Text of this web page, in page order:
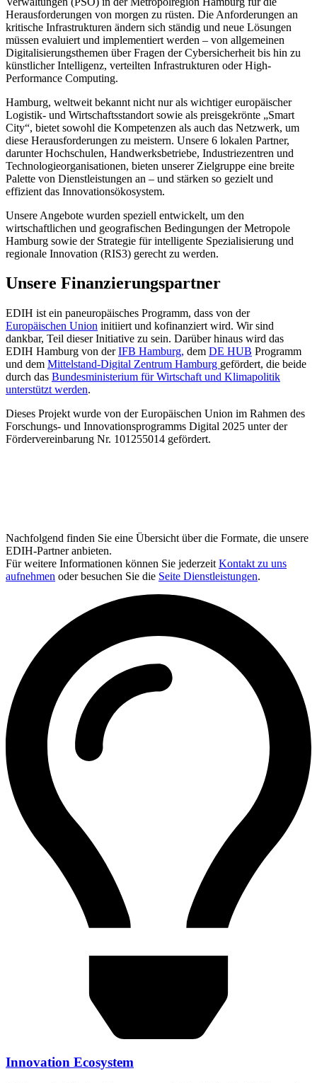
Herausforderungen von morgen zu rüsten. Die Anforderungen an
kritische Infrastrukturen ändern sich ständig und neue Lösungen
müssen evaluiert und implementiert werden – von allgemeinen
Digitalisierungsthemen über Fragen der Cybersicherheit bis hin zu
künstlicher Intelligenz, verteilten Infrastrukturen oder High-
Performance Computing.
Hamburg, weltweit bekannt nicht nur als wichtiger europäischer
Logistik- und Wirtschaftsstandort sowie als preisgekrönte „Smart
City“, bietet sowohl die Kompetenzen als auch das Netzwerk, um
diese Herausforderungen zu meistern. Unsere 6 lokalen Partner,
darunter Hochschulen, Handwerksbetriebe, Industriezentren und
Technologieorganisationen, bieten unserer Zielgruppe eine breite
Palette von Dienstleistungen an – und stärken so gezielt und
effizient das Innovationsökosystem.
Unsere Angebote wurden speziell entwickelt, um den
wirtschaftlichen und geografischen Bedingungen der Metropole
Hamburg sowie der Strategie für intelligente Spezialisierung und
regionale Innovation (RIS3) gerecht zu werden.
Unsere Finanzierungspartner
EDIH ist ein paneuropäisches Programm, dass von der
Europäischen Union initiiert und kofinanziert wird. Wir sind
dankbar, Teil dieser Initiative zu sein. Darüber hinaus wird das
EDIH Hamburg von derIFB Hamburg, dem DE HUB Programm
und dem Mittelstand-Digital Zentrum Hamburg gefördert, die beide
durch das Bundesministerium für Wirtschaft und Klimapolitik
unterstützt werden.
Dieses Projekt wurde von der Europäischen Union im Rahmen des
Forschungs- und Innovationsprogramms Digital 2025 unter der
Fördervereinbarung Nr. 101255014 gefördert.
Nachfolgend finden Sie eine Übersicht über die Formate, die unsere
EDIH-Partner anbieten.
Für weitere Informationen können Sie jederzeit Kontakt zu uns
aufnehmen oder besuchen Sie die Seite Dienstleistungen.
Innovation Ecosystem